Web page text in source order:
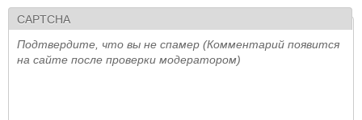
CAPTCHA
Подтвердите, что вы не спамер (Комментарий появится
на сайте после проверки модератором)